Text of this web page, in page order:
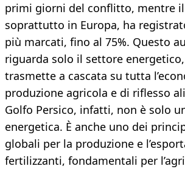
primi giorni del conflitto, mentre
soprattutto in Europa, ha
più marcati, fino al 75%. Questo
riguarda solo il settore
trasmette a cascata su tutta
produzione agricola e di riflesso
Golfo Persico, infatti, non è solo
energetica. È anche uno dei
globali per la produzione e
fertilizzanti, fondamentali per